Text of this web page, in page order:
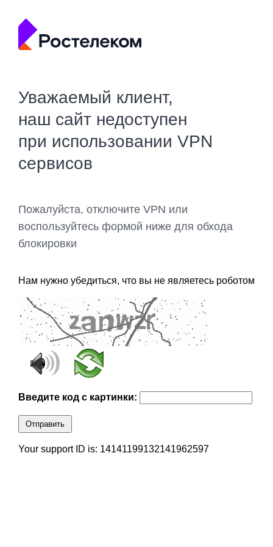
Уважаемый клиент,
наш сайт недоступен
при использовании VPN
сервисов
Пожалуйста, отключите VPN или
воспользуйтесь формой ниже для обхода
блокировки
Нам нужно убедиться, что вы не являетесь роботом
Введите код с картинки:
Отправить
Your support ID is: 14141199132141962597